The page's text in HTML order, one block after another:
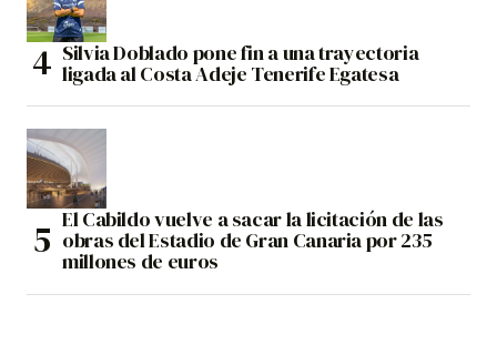
Silvia Doblado pone fin a una trayectoria
ligada al Costa Adeje Tenerife Egatesa
El Cabildo vuelve a sacar la licitación de las
obras del Estadio de Gran Canaria por 235
millones de euros